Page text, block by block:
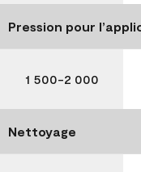
Pression pour
1 500-2 000
Nettoyage